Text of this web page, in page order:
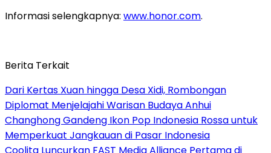
Informasi selengkapnya: www.honor.com.
Berita Terkait
Dari Kertas Xuan hingga Desa Xidi, Rombongan
Diplomat Menjelajahi Warisan Budaya Anhui
Changhong Gandeng Ikon Pop Indonesia Rossa untuk
Memperkuat Jangkauan di Pasar Indonesia
Coolita Luncurkan FAST Media Alliance Pertama di